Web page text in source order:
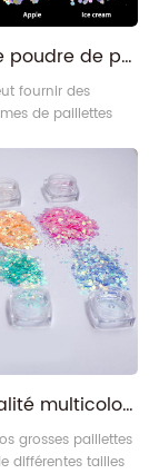
Formes de poudre de paillettes
fournir des
de paillettes
certains
de formes en
de nos
Bonne qualité multicolore Chunky Mix différentes tailles Sparkle Glitter poudre
grosses paillettes
différentes tailles